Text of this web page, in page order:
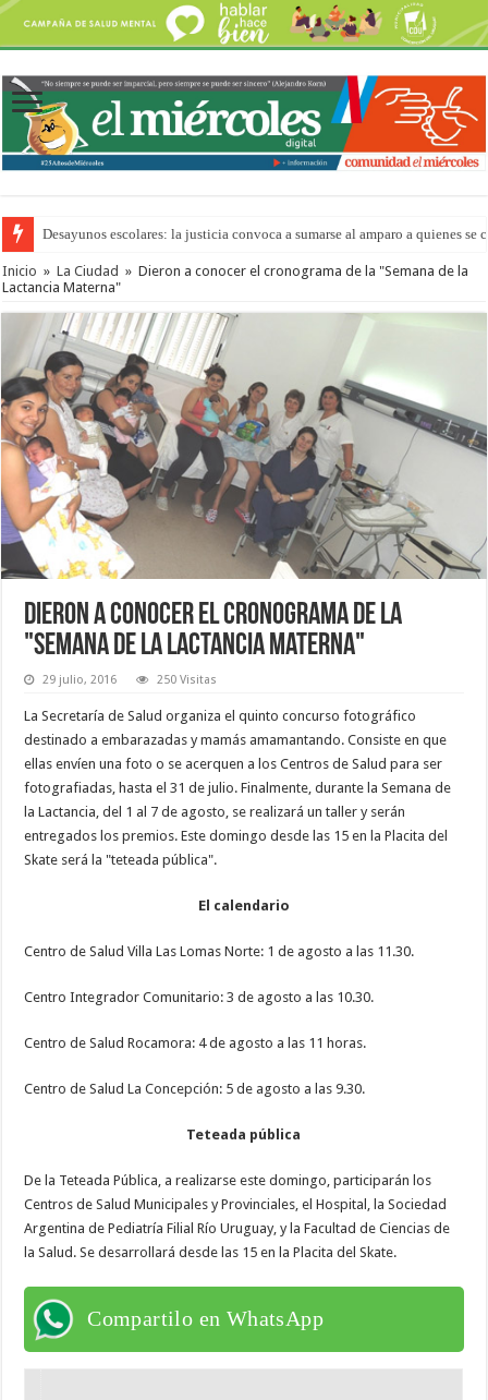
Desayunos escolares: la justicia convoca a sumarse al amparo a quienes se
“La Feria en tu Barrio” para agostocon sus días y horarios
Inicio » La Ciudad » Dieron a conocer el cronograma de la "Semana de la
Lactancia Materna"
Dieron a conocer el cronograma de la
"Semana de la Lactancia Materna"
29 julio, 2016 250 Visitas
La Secretaría de Salud organiza el quinto concurso fotográfico
destinado a embarazadas y mamás amamantando. Consiste en que
ellas envíen una foto o se acerquen a los Centros de Salud para ser
fotografiadas, hasta el 31 de julio. Finalmente, durante la Semana de
la Lactancia, del 1 al 7 de agosto, se realizará un taller y serán
entregados los premios. Este domingo desde las 15 en la Placita del
Skate será la "teteada pública".
El calendario
Centro de Salud Villa Las Lomas Norte: 1 de agosto a las 11.30.
Centro Integrador Comunitario: 3 de agosto a las 10.30.
Centro de Salud Rocamora: 4 de agosto a las 11 horas.
Centro de Salud La Concepción: 5 de agosto a las 9.30.
Teteada pública
De la Teteada Pública, a realizarse este domingo, participarán los
Centros de Salud Municipales y Provinciales, el Hospital, la Sociedad
Argentina de Pediatría Filial Río Uruguay, y la Facultad de Ciencias de
la Salud. Se desarrollará desde las 15 en la Placita del Skate.
Compartilo en WhatsApp